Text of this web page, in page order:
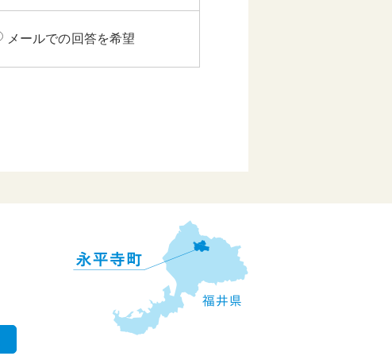
メールでの回答を希望